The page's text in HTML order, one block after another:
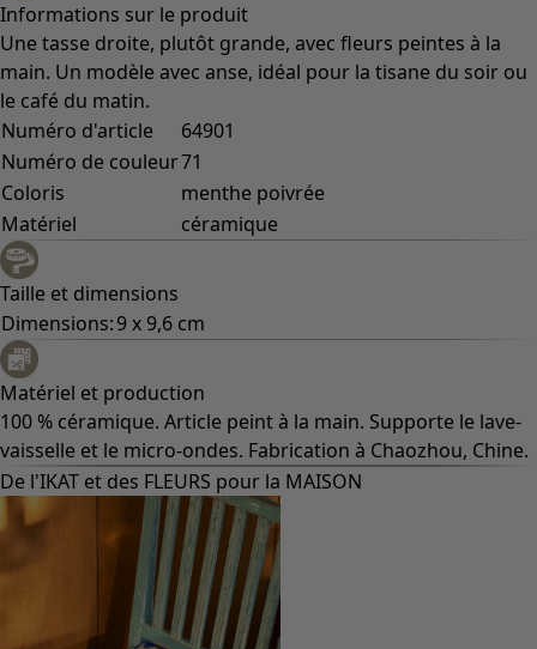
Informations sur le produit
Une tasse droite, plutôt grande, avec fleurs peintes à la
main. Un modèle avec anse, idéal pour la tisane du soir ou
le café du matin.
Numéro d'article
64901
Numéro de couleur71
Coloris
menthe poivrée
Matériel
céramique
Taille et dimensions
Dimensions:9 x 9,6 cm
Matériel et production
100 % céramique. Article peint à la main. Supporte le lave-
vaisselle et le micro-ondes. Fabrication à Chaozhou, Chine.
De l'IKAT et des FLEURS pour la MAISON